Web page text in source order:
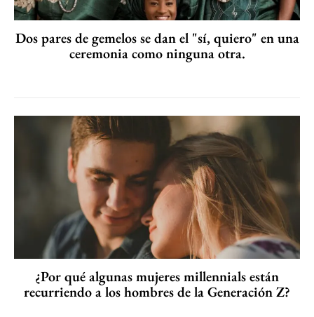
Dos pares de gemelos se dan el "sí, quiero" en una
ceremonia como ninguna otra.
¿Por qué algunas mujeres millennials están
recurriendo a los hombres de la Generación Z?